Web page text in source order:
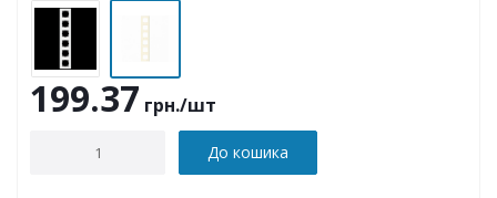
199.37 грн./шт
До кошика